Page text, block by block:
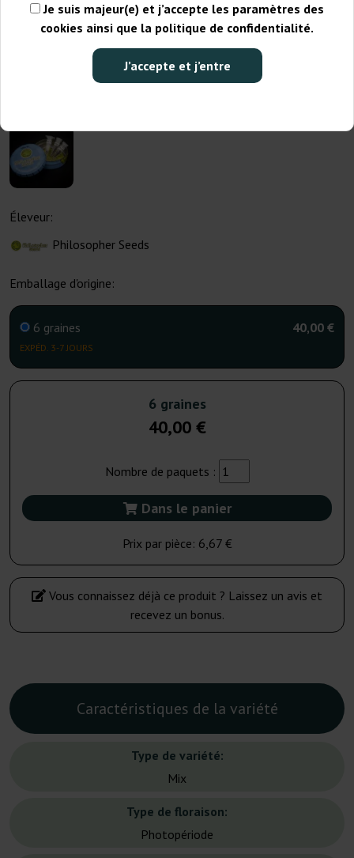
Je suis majeur(e) et j’accepte les paramètres des
cookies ainsi que la politique de confidentialité.
J’accepte et j’entre
Éleveur:
Philosopher Seeds
Emballage d'origine:
6 graines
EXPÉD. 3-7 JOURS
40,00 €
6 graines
40,00 €
Nombre de paquets :
Dans le panier
Prix par pièce: 6,67 €
Vous connaissez déjà ce produit ? Laissez un avis et
recevez un bonus.
Caractéristiques de la variété
Type de variété:
Mix
Type de floraison:
Photopériode